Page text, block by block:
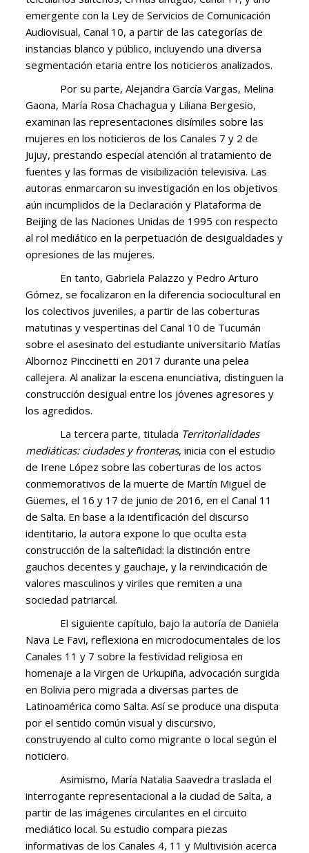
emergente con la Ley de Servicios de Comunicación
Audiovisual, Canal 10, a partir de las categorías de
instancias blanco y público, incluyendo una diversa
segmentación etaria entre los noticieros analizados.
Por su parte, Alejandra García Vargas, Melina
Gaona, María Rosa Chachagua y Liliana Bergesio,
examinan las representaciones disímiles sobre las
mujeres en los noticieros de los Canales 7 y 2 de
Jujuy, prestando especial atención al tratamiento de
fuentes y las formas de visibilización televisiva. Las
autoras enmarcaron su investigación en los objetivos
aún incumplidos de la Declaración y Plataforma de
Beijing de las Naciones Unidas de 1995 con respecto
al rol mediático en la perpetuación de desigualdades y
opresiones de las mujeres.
En tanto, Gabriela Palazzo y Pedro Arturo
Gómez, se focalizaron en la diferencia sociocultural en
los colectivos juveniles, a partir de las coberturas
matutinas y vespertinas del Canal 10 de Tucumán
sobre el asesinato del estudiante universitario Matías
Albornoz Pinccinetti en 2017 durante una pelea
callejera. Al analizar la escena enunciativa, distinguen la
construcción desigual entre los jóvenes agresores y
los agredidos.
La tercera parte, titulada Territorialidades
mediáticas: ciudades y fronteras, inicia con el estudio
de Irene López sobre las coberturas de los actos
conmemorativos de la muerte de Martín Miguel de
Güemes, el 16 y 17 de junio de 2016, en el Canal 11
de Salta. En base a la identificación del discurso
identitario, la autora expone lo que oculta esta
construcción de la salteñidad: la distinción entre
gauchos decentes y gauchaje, y la reivindicación de
valores masculinos y viriles que remiten a una
sociedad patriarcal.
El siguiente capítulo, bajo la autoría de Daniela
Nava Le Favi, reflexiona en microdocumentales de los
Canales 11 y 7 sobre la festividad religiosa en
homenaje a la Virgen de Urkupiña, advocación surgida
en Bolivia pero migrada a diversas partes de
Latinoamérica como Salta. Así se produce una disputa
por el sentido común visual y discursivo,
construyendo al culto como migrante o local según el
noticiero.
Asimismo, María Natalia Saavedra traslada el
interrogante representacional a la ciudad de Salta, a
partir de las imágenes circulantes en el circuito
mediático local. Su estudio compara piezas
informativas de los Canales 4, 11 y Multivisión acerca